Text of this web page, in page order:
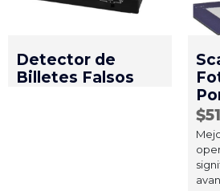
Detector de
Billetes Falsos
$